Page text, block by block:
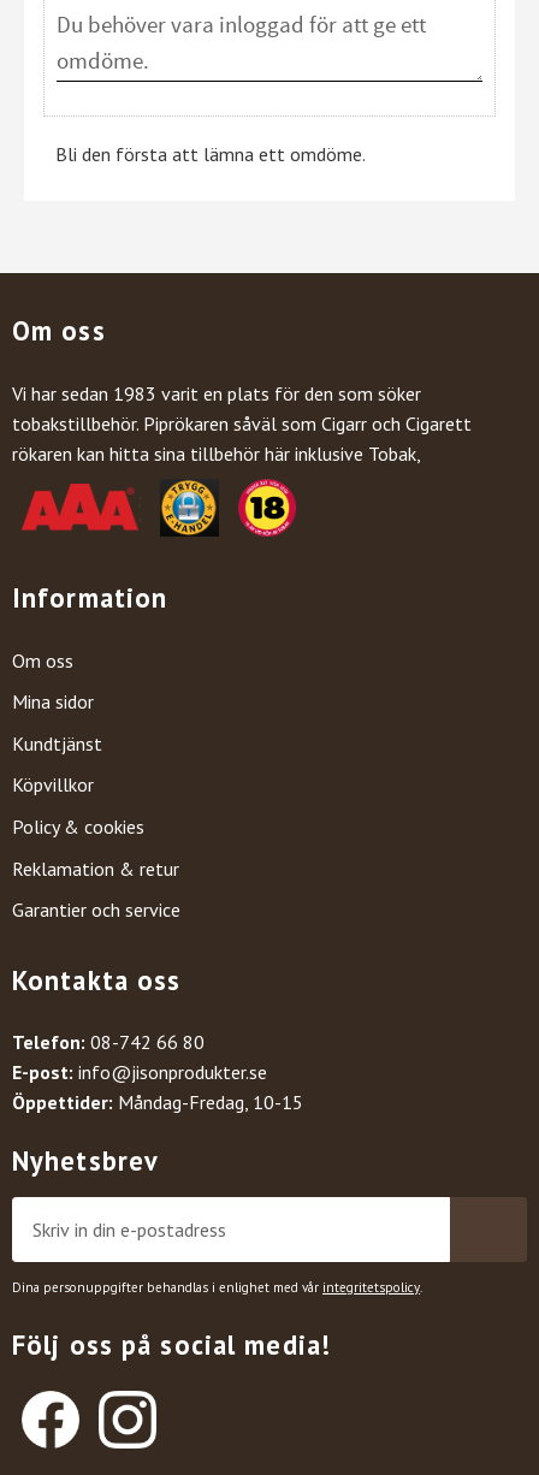
Bli den första att lämna ett omdöme.
Om oss
Vi har sedan 1983 varit en plats för den som söker
tobakstillbehör. Piprökaren såväl som Cigarr och Cigarett
rökaren kan hitta sina tillbehör här inklusive Tobak,
Information
Om oss
Mina sidor
Kundtjänst
Köpvillkor
Policy & cookies
Reklamation & retur
Garantier och service
Kontakta oss
Telefon: 08-742 66 80
E-post: info@jisonprodukter.se
Öppettider: Måndag-Fredag, 10-15
Nyhetsbrev
Dina personuppgifter behandlas i enlighet med vår integritetspolicy.
Följ oss på social media!